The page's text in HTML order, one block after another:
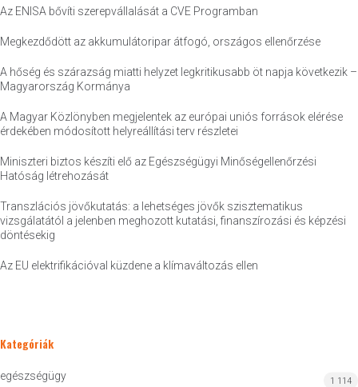
Az ENISA bővíti szerepvállalását a CVE Programban
Megkezdődött az akkumulátoripar átfogó, országos ellenőrzése
A hőség és szárazság miatti helyzet legkritikusabb öt napja következik –
Magyarország Kormánya
A Magyar Közlönyben megjelentek az európai uniós források elérése
érdekében módosított helyreállítási terv részletei
Miniszteri biztos készíti elő az Egészségügyi Minőségellenőrzési
Hatóság létrehozását
Transzlációs jövőkutatás: a lehetséges jövők szisztematikus
vizsgálatától a jelenben meghozott kutatási, finanszírozási és képzési
döntésekig
Az EU elektrifikációval küzdene a klímaváltozás ellen
Kategóriák
egészségügy 1 114